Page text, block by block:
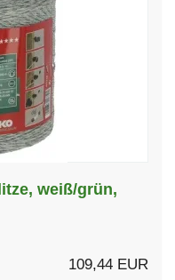
weiß/grün,
109,44 EUR